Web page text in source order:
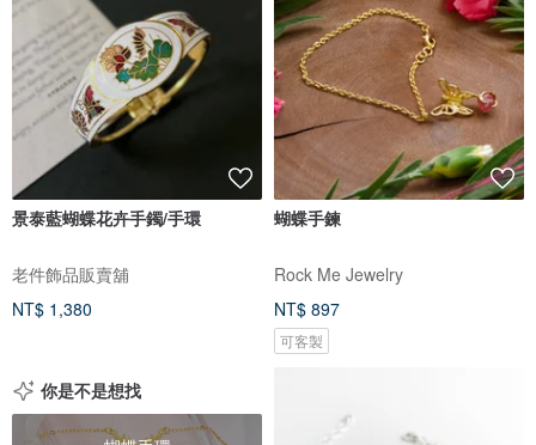
景泰藍蝴蝶花卉手鐲/手環
老件飾品販賣舖
NT$ 1,380
蝴蝶手鍊
Rock Me Jewelry
NT$ 897
可客製
你是不是想找